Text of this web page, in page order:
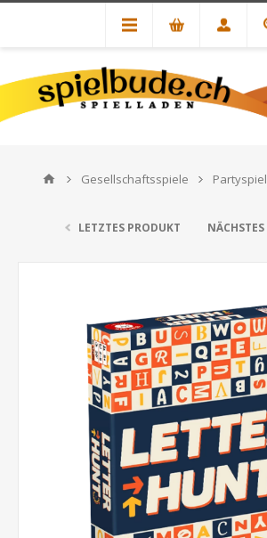
Gesellschaftsspiele
LETZTES PRODUKT